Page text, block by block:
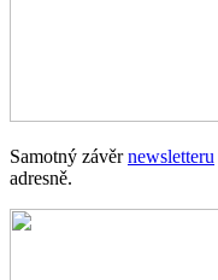
Samotný závěrnewsletteru
adresně.